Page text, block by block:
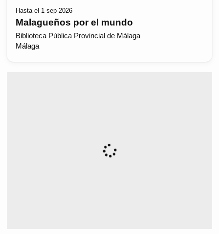
Hasta el 1 sep 2026
Malagueños por el mundo
Biblioteca Pública Provincial de Málaga
Málaga